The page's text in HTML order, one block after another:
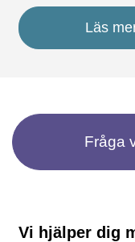
Läs
Fråga
Vi hjälper dig